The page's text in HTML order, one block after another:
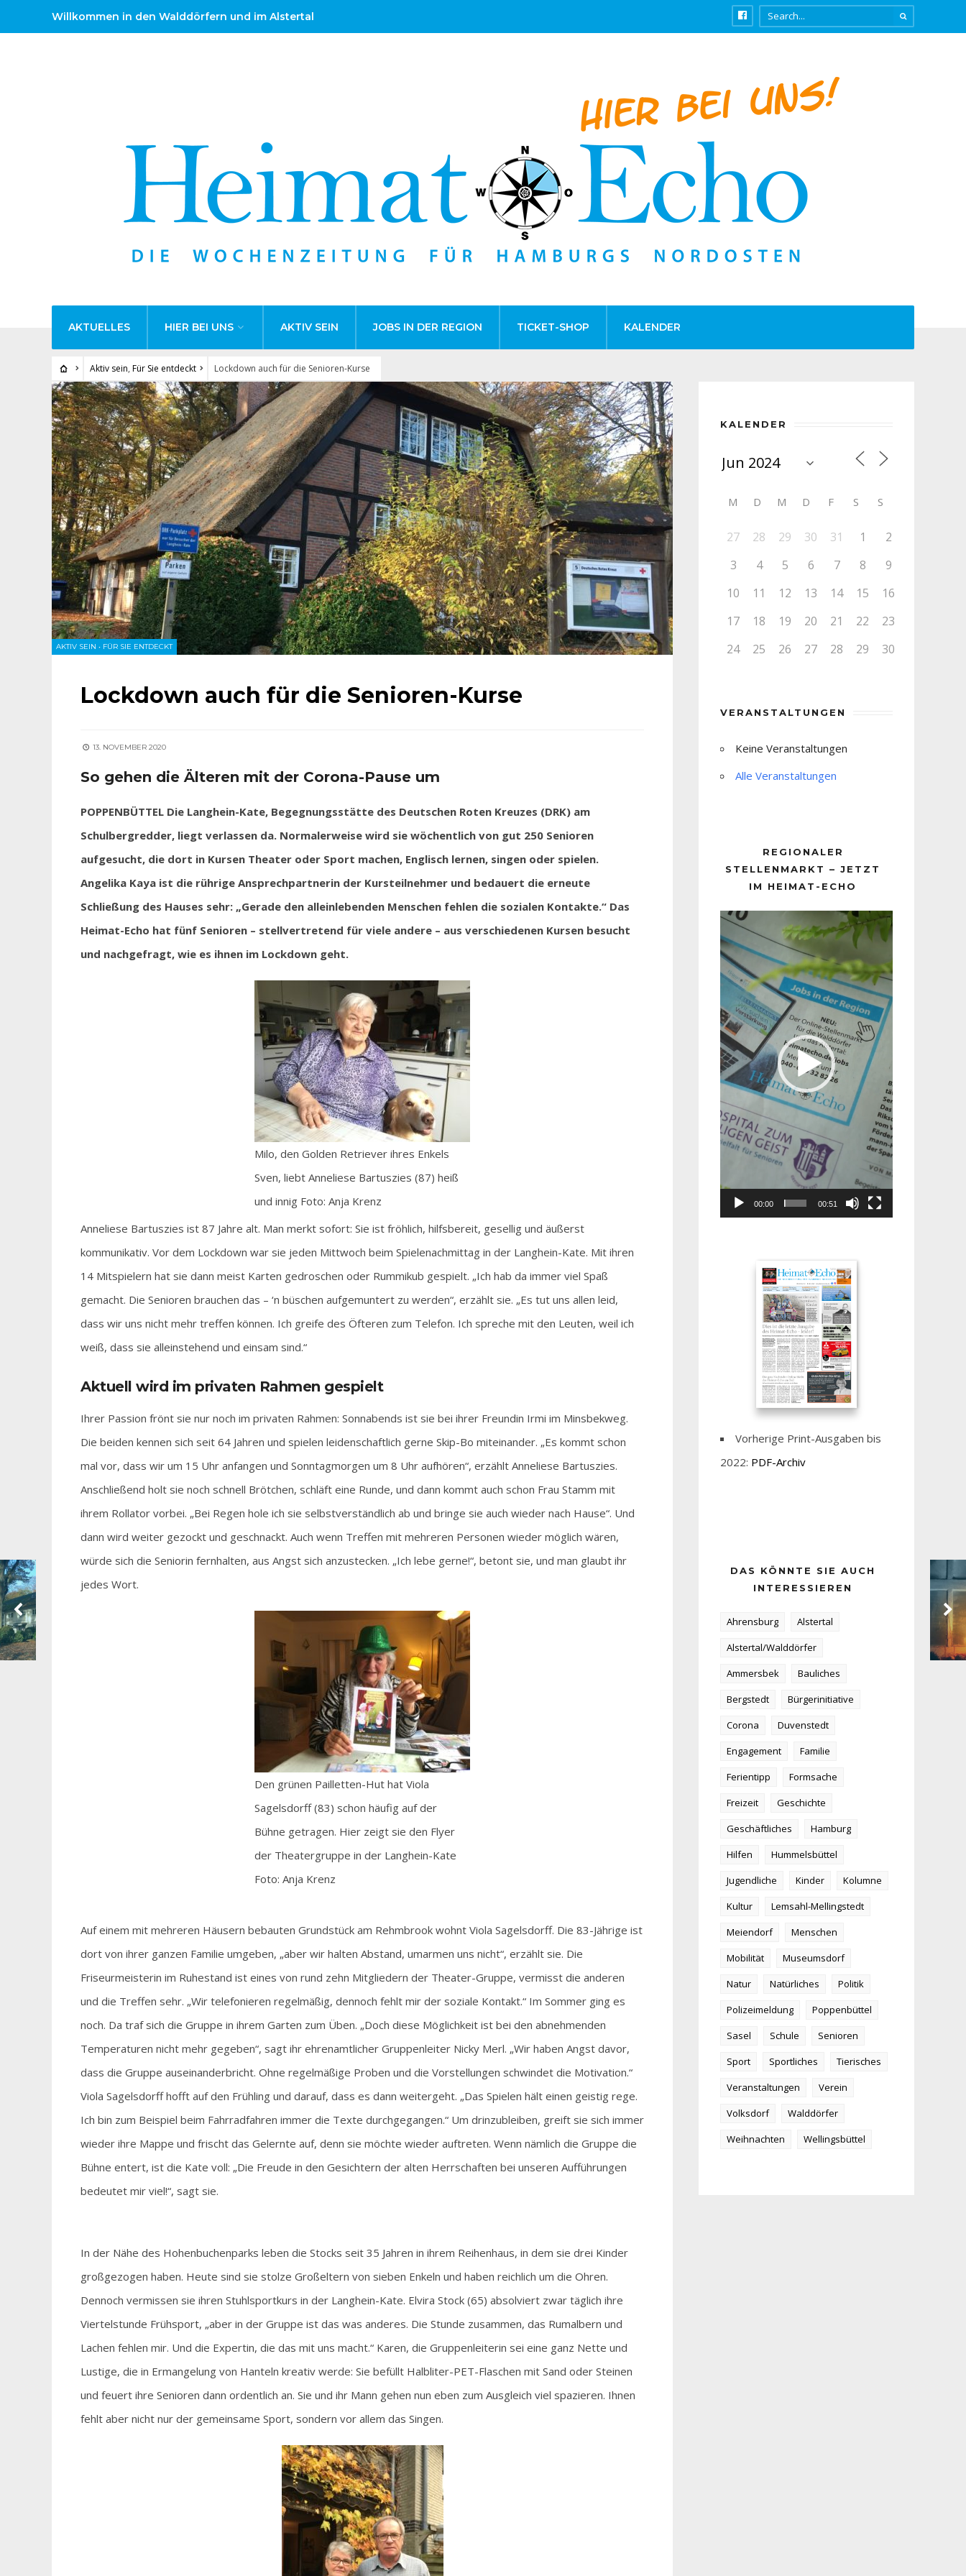
Willkommen in den Walddörfern und im Alstertal
AKTUELLES HIER BEI UNS AKTIV SEIN JOBS IN DER REGION TICKET-SHOP KALENDER
Aktiv sein, Für Sie entdeckt Lockdown auch für die Senioren-Kurse
AKTIV SEIN • FÜR SIE ENTDECKT
Lockdown auch für die Senioren-Kurse
13. NOVEMBER 2020
So gehen die Älteren mit der Corona-Pause um
POPPENBÜTTEL Die Langhein-Kate, Begegnungsstätte des Deutschen Roten Kreuzes (DRK) am
Schulbergredder, liegt verlassen da. Normalerweise wird sie wöchentlich von gut 250 Senioren
aufgesucht, die dort in Kursen Theater oder Sport machen, Englisch lernen, singen oder spielen.
Angelika Kaya ist die rührige Ansprechpartnerin der Kursteilnehmer und bedauert die erneute
Schließung des Hauses sehr: „Gerade den alleinlebenden Menschen fehlen die sozialen Kontakte.“ Das
Heimat-Echo hat fünf Senioren – stellvertretend für viele andere – aus verschiedenen Kursen besucht
und nachgefragt, wie es ihnen im Lockdown geht.
Milo, den Golden Retriever ihres Enkels
Sven, liebt Anneliese Bartuszies (87) heiß
und innig Foto: Anja Krenz
Anneliese Bartuszies ist 87 Jahre alt. Man merkt sofort: Sie ist fröhlich, hilfsbereit, gesellig und äußerst
kommunikativ. Vor dem Lockdown war sie jeden Mittwoch beim Spielenachmittag in der Langhein-Kate. Mit ihren
14 Mitspielern hat sie dann meist Karten gedroschen oder Rummikub gespielt. „Ich hab da immer viel Spaß
gemacht. Die Senioren brauchen das – ‘n büschen aufgemuntert zu werden“, erzählt sie. „Es tut uns allen leid,
dass wir uns nicht mehr treffen können. Ich greife des Öfteren zum Telefon. Ich spreche mit den Leuten, weil ich
weiß, dass sie alleinstehend und einsam sind.“
Aktuell wird im privaten Rahmen gespielt
Ihrer Passion frönt sie nur noch im privaten Rahmen: Sonnabends ist sie bei ihrer Freundin Irmi im Minsbekweg.
Die beiden kennen sich seit 64 Jahren und spielen leidenschaftlich gerne Skip-Bo miteinander. „Es kommt schon
mal vor, dass wir um 15 Uhr anfangen und Sonntagmorgen um 8 Uhr aufhören“, erzählt Anneliese Bartuszies.
Anschließend holt sie noch schnell Brötchen, schläft eine Runde, und dann kommt auch schon Frau Stamm mit
ihrem Rollator vorbei. „Bei Regen hole ich sie selbstverständlich ab und bringe sie auch wieder nach Hause“. Und
dann wird weiter gezockt und geschnackt. Auch wenn Treffen mit mehreren Personen wieder möglich wären,
würde sich die Seniorin fernhalten, aus Angst sich anzustecken. „Ich lebe gerne!“, betont sie, und man glaubt ihr
jedes Wort.
Den grünen Pailletten-Hut hat Viola
Sagelsdorff (83) schon häufig auf der
Bühne getragen. Hier zeigt sie den Flyer
der Theatergruppe in der Langhein-Kate
Foto: Anja Krenz
Auf einem mit mehreren Häusern bebauten Grundstück am Rehmbrook wohnt Viola Sagelsdorff. Die 83-Jährige ist
dort von ihrer ganzen Familie umgeben, „aber wir halten Abstand, umarmen uns nicht“, erzählt sie. Die
Friseurmeisterin im Ruhestand ist eines von rund zehn Mitgliedern der Theater-Gruppe, vermisst die anderen
und die Treffen sehr. „Wir telefonieren regelmäßig, dennoch fehlt mir der soziale Kontakt.“ Im Sommer ging es
noch. Da traf sich die Gruppe in ihrem Garten zum Üben. „Doch diese Möglichkeit ist bei den abnehmenden
Temperaturen nicht mehr gegeben“, sagt ihr ehrenamtlicher Gruppenleiter Nicky Merl. „Wir haben Angst davor,
dass die Gruppe auseinanderbricht. Ohne regelmäßige Proben und die Vorstellungen schwindet die Motivation.“
Viola Sagelsdorff hofft auf den Frühling und darauf, dass es dann weitergeht. „Das Spielen hält einen geistig rege.
Ich bin zum Beispiel beim Fahrradfahren immer die Texte durchgegangen.“ Um drinzubleiben, greift sie sich immer
wieder ihre Mappe und frischt das Gelernte auf, denn sie möchte wieder auftreten. Wenn nämlich die Gruppe die
Bühne entert, ist die Kate voll: „Die Freude in den Gesichtern der alten Herrschaften bei unseren Aufführungen
bedeutet mir viel!“, sagt sie.
In der Nähe des Hohenbuchenparks leben die Stocks seit 35 Jahren in ihrem Reihenhaus, in dem sie drei Kinder
großgezogen haben. Heute sind sie stolze Großeltern von sieben Enkeln und haben reichlich um die Ohren.
Dennoch vermissen sie ihren Stuhlsportkurs in der Langhein-Kate. Elvira Stock (65) absolviert zwar täglich ihre
Viertelstunde Frühsport, „aber in der Gruppe ist das was anderes. Die Stunde zusammen, das Rumalbern und
Lachen fehlen mir. Und die Expertin, die das mit uns macht.“ Karen, die Gruppenleiterin sei eine ganz Nette und
Lustige, die in Ermangelung von Hanteln kreativ werde: Sie befüllt Halbliter-PET-Flaschen mit Sand oder Steinen
und feuert ihre Senioren dann ordentlich an. Sie und ihr Mann gehen nun eben zum Ausgleich viel spazieren. Ihnen
fehlt aber nicht nur der gemeinsame Sport, sondern vor allem das Singen.
KALENDER
M D M D F S S
27 28 29 30 31 1
2
3
4 5 6 7 8
9
10
11 12 13 14 15
16
17
18 19 20 21 22
23
24
25 26 27 28 29 30
VERANSTALTUNGEN
Keine Veranstaltungen
Alle Veranstaltungen
REGIONALER
STELLENMARKT – JETZT
IM HEIMAT-ECHO
Player
00:00 00:51
Vorherige Print-Ausgaben bis
2022: PDF-Archiv
DAS KÖNNTE SIE AUCH
INTERESSIEREN
Ahrensburg
Alstertal
Alstertal/Walddörfer
Ammersbek
Bauliches
Bergstedt
Bürgerinitiative
Corona
Duvenstedt
Engagement
Familie
Ferientipp
Formsache
Freizeit
Geschichte
Geschäftliches
Hamburg
Hilfen
Hummelsbüttel
Jugendliche
Kinder
Kolumne
Kultur
Lemsahl-Mellingstedt
Meiendorf
Menschen
Mobilität
Museumsdorf
Natur
Natürliches
Politik
Polizeimeldung
Poppenbüttel
Sasel
Schule
Senioren
Sport
Sportliches
Tierisches
Veranstaltungen
Verein
Volksdorf
Walddörfer
Weihnachten
Wellingsbüttel